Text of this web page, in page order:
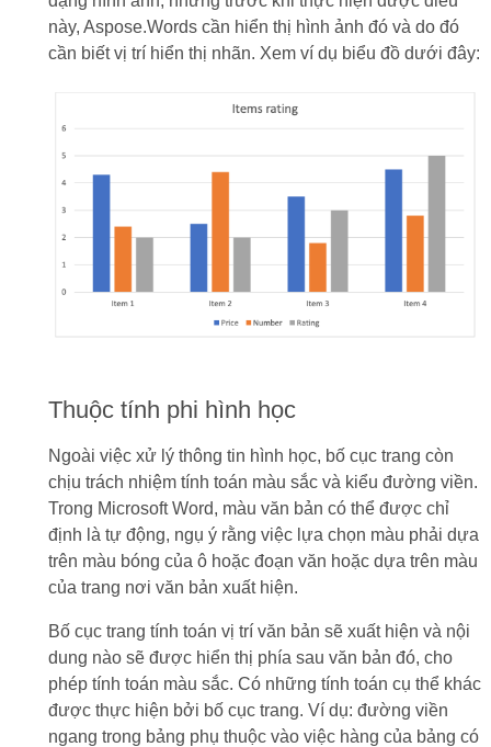
này, Aspose.Words cần hiển thị hình ảnh đó và do đó
cần biết vị trí hiển thị nhãn. Xem ví dụ biểu đồ dưới đây:
Thuộc tính phi hình học
Ngoài việc xử lý thông tin hình học, bố cục trang còn
chịu trách nhiệm tính toán màu sắc và kiểu đường viền.
Trong Microsoft Word, màu văn bản có thể được chỉ
định là tự động, ngụ ý rằng việc lựa chọn màu phải dựa
trên màu bóng của ô hoặc đoạn văn hoặc dựa trên màu
của trang nơi văn bản xuất hiện.
Bố cục trang tính toán vị trí văn bản sẽ xuất hiện và nội
dung nào sẽ được hiển thị phía sau văn bản đó, cho
phép tính toán màu sắc. Có những tính toán cụ thể khác
được thực hiện bởi bố cục trang. Ví dụ: đường viền
ngang trong bảng phụ thuộc vào việc hàng của bảng có